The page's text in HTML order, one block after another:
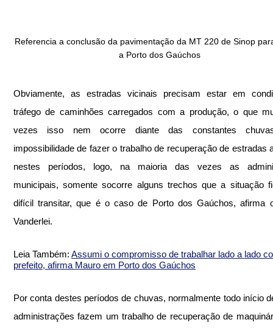
Referencia a conclusão da pavimentação da MT 220 de Sinop
a Porto dos Gaúchos
Obviamente, as estradas vicinais precisam estar em
tráfego de caminhões carregados com a produção, o que
vezes isso nem ocorre diante das constantes
impossibilidade de fazer o trabalho de recuperação de estradas
nestes períodos, logo, na maioria das vezes as
municipais, somente socorre alguns trechos que a situação
difícil transitar, que é o caso de Porto dos Gaúchos, afirma
Vanderlei.
Leia Também: Assumi o compromisso de trabalhar lado a lado
prefeito, afirma Mauro em Porto dos Gaúchos
Por conta destes períodos de chuvas, normalmente todo início
administrações fazem um trabalho de recuperação de